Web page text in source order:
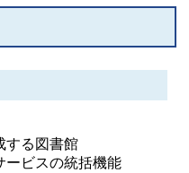
する図書館
ービスの統括機能